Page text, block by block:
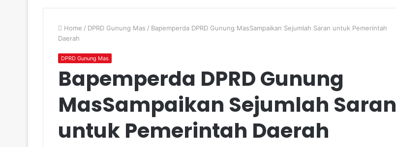
Home / DPRD Gunung Mas / Bapemperda DPRD Gunung MasSampaikan Sejumlah Saran untuk Pemerintah
Daerah
DPRD Gunung Mas
Bapemperda DPRD Gunung
MasSampaikan Sejumlah Saran
untuk Pemerintah Daerah